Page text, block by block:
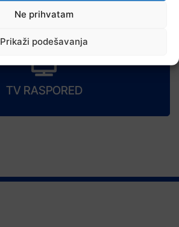
Ne prihvatam
Prikaži podešavanja
TV RASPORED